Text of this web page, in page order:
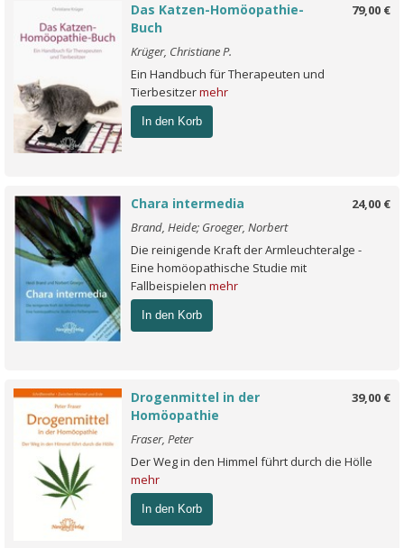
79,00 €
Das Katzen-Homöopathie-
Buch
Krüger, Christiane P.
Ein Handbuch für Therapeuten und
Tierbesitzermehr
In den Korb
24,00 €
Chara intermedia
Brand, Heide; Groeger, Norbert
Die reinigende Kraft der Armleuchteralge -
Eine homöopathische Studie mit
Fallbeispielen mehr
In den Korb
39,00 €
Drogenmittel in der
Homöopathie
Fraser, Peter
Der Weg in den Himmel führt durch die Hölle
mehr
In den Korb